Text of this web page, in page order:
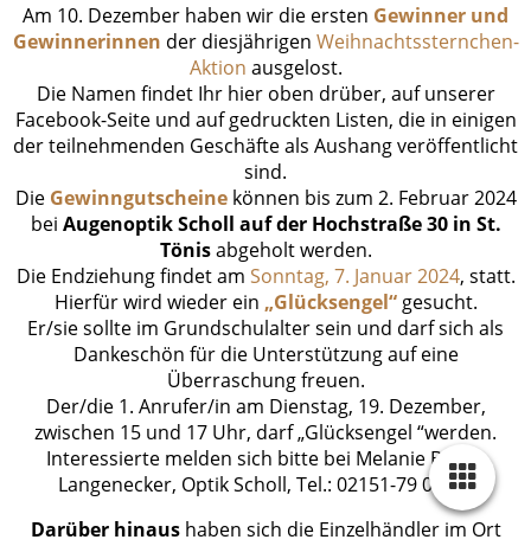
Am 10. Dezember haben wir die ersten Gewinner und
Gewinnerinnen der diesjährigen Weihnachtssternchen-
Aktion ausgelost.
Die Namen findet Ihr hier oben drüber, auf unserer
Facebook-Seite und auf gedruckten Listen, die in einigen
der teilnehmenden Geschäfte als Aushang veröffentlicht
sind.
Die Gewinngutscheinekönnen bis zum 2. Februar 2024
bei Augenoptik Scholl auf der Hochstraße 30 in St.
Tönisabgeholt werden.
Die Endziehung findet am Sonntag, 7. Januar 2024, statt.
Hierfür wird wieder ein „Glücksengel“gesucht.
Er/sie sollte im Grundschulalter sein und darf sich als
Dankeschön für die Unterstützung auf eine
Überraschung freuen.
Der/die 1. Anrufer/in am Dienstag, 19. Dezember,
zwischen 15 und 17 Uhr, darf „Glücksengel “werden.
Interessierte melden sich bitte bei Melanie Barth-
Langenecker, Optik Scholl, Tel.: 02151-79 08 80.
Darüber hinaushaben sich die Einzelhändler im Ort